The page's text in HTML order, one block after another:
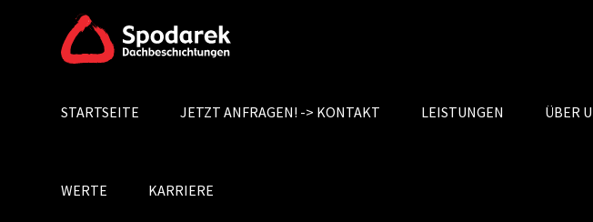
Search
STARTSEITE JETZT ANFRAGEN! -> KONTAKT LEISTUNGEN ÜBER
WERTE KARRIERE